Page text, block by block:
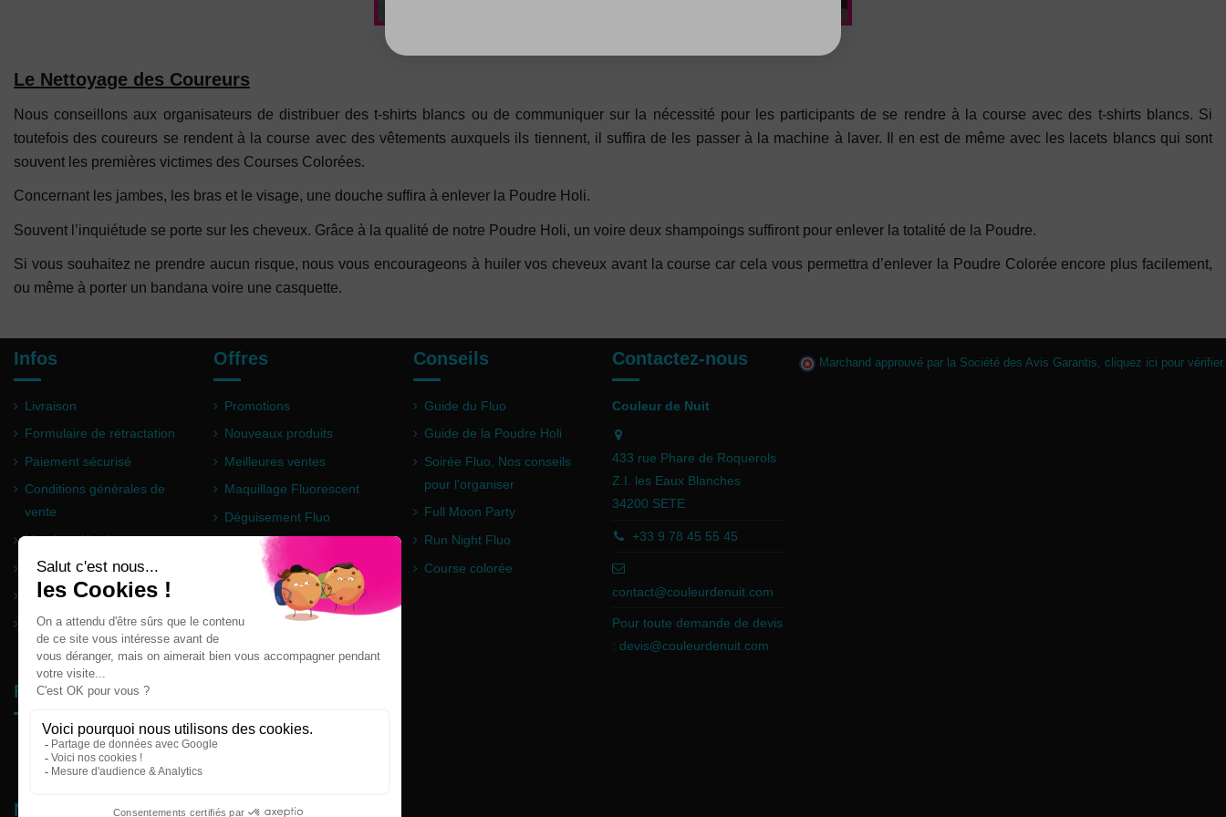
Le Nettoyage des Coureurs
Nous conseillons aux organisateurs de distribuer des t-shirts blancs ou de communiquer sur la nécessité pour les participants de se rendre à la course avec des t-shirts blancs. Si
toutefois des coureurs se rendent à la course avec des vêtements auxquels ils tiennent, il suffira de les passer à la machine à laver. Il en est de même avec les lacets blancs qui sont
souvent les premières victimes des Courses Colorées.
Concernant les jambes, les bras et le visage, une douche suffira à enlever la Poudre Holi.
Souvent l’inquiétude se porte sur les cheveux. Grâce à la qualité de notre Poudre Holi, un voire deux shampoings suffiront pour enlever la totalité de la Poudre.
Si vous souhaitez ne prendre aucun risque, nous vous encourageons à huiler vos cheveux avant la course car cela vous permettra d’enlever la Poudre Colorée encore plus facilement,
ou même à porter un bandana voire une casquette.
Infos
Livraison
Formulaire de rétractation
Paiement sécurisé
Conditions générales de
vente
Mentions légales
Questions fréquentes
Partenaires
Plan du site
Offres
Promotions
Nouveaux produits
Meilleures ventes
Maquillage Fluorescent
Déguisement Fluo
Poudre Holi
Conseils
Guide du Fluo
Guide de la Poudre Holi
Soirée Fluo, Nos conseils
pour l'organiser
Full Moon Party
Run Night Fluo
Course colorée
Contactez-nous
Couleur de Nuit
433 rue Phare de Roquerols
Z.I. les Eaux Blanches
34200 SETE
+33 9 78 45 55 45
contact@couleurdenuit.com
Pour toute demande de devis
:devis@couleurdenuit.com
Marchand approuvé par la Société des Avis Garantis, cliquez ici pour vérifier.
Follow us
Newsletter